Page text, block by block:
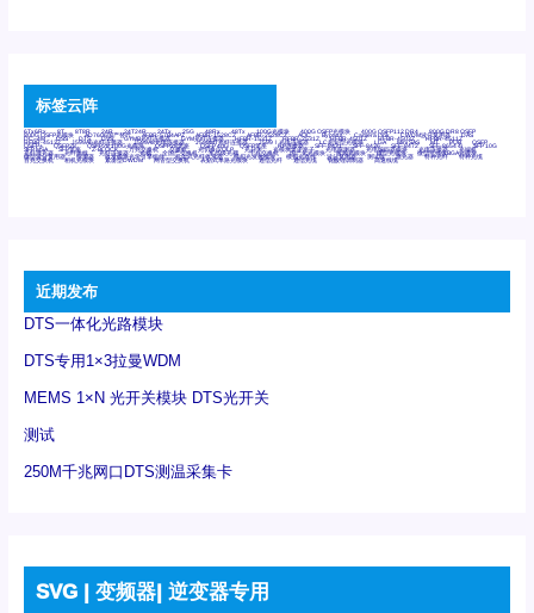
标签云阵
6Tx6Rx 8T 8T8R 24R 24T24R 24Tx 25G 48Rx 48Tx 100G光模块 400G OSFP光模块 400G QSFP112 DR4 800G DR8 OSFP
800G OSFP光模块 AD7606国产替代 AFBR-57B4APZ AFBR-1528CZ AFBR-2528CZ AOC Bypass Camera Link CWDM波分复用器 DAS
DC~4M DSS DTS DVS GYMB光纤连接器 GYM光纤连接器 HFBR-1531Z HFBR-2531Z HFBR-4501Z HFBR-4503Z HFBR-4511Z
HFBR-4513Z J599A6光纤连接器 J599A8光电连接器 J599MT光纤连接器 J599Ⅰ光电连接器 LC超短型光模块 LGA Mini SAS MT POB QSFP
QSFP+ QSFP28 QSFP28 100G光模块 QSFP28笼座 QSFP 40G QSFP笼座 RP连接器 SFF-8431 SFF-8436 SFF-8472 SFF-8654 4i SFP 10G
SFP MSA SFP笼座 Z-BLOCK 万兆交换机 交换机 光切换仪OLP 光开关 光模块笼子座子 光电探测器 光电编码器模块 光电连接器 光端机
光纤激光器 光纤跳线 光纤连接器 光耦 全国产交换机 军品级光耦 千兆交换机 国产化光模块 射频光模块 微型光模块 微型可插拔BGA光模块
微型波分复用器 探测器 收发模块光学引擎组件 机架式光纤收发器 模拟光发射模块 模拟光器件 波分复用器 测试版 激光器 特种光纤 特种光缆
百兆交换机 相机光模块 紧凑型DWDM 网管型交换机 表贴式单路光模块 通信光纤 通信光缆 铌酸锂调制器 高速线缆
近期发布
DTS一体化光路模块
DTS专用1×3拉曼WDM
MEMS 1×N 光开关模块 DTS光开关
测试
250M千兆网口DTS测温采集卡
SVG | 变频器| 逆变器专用